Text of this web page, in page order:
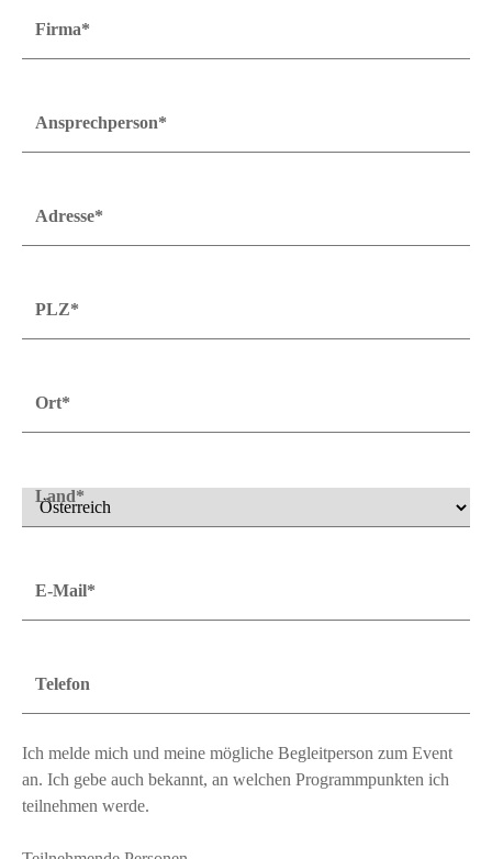
Firma*
Ansprechperson*
Adresse*
PLZ*
Ort*
Land*
E-Mail*
Telefon
Ich melde mich und meine mögliche Begleitperson zum Event
an. Ich gebe auch bekannt, an welchen Programmpunkten ich
teilnehmen werde.